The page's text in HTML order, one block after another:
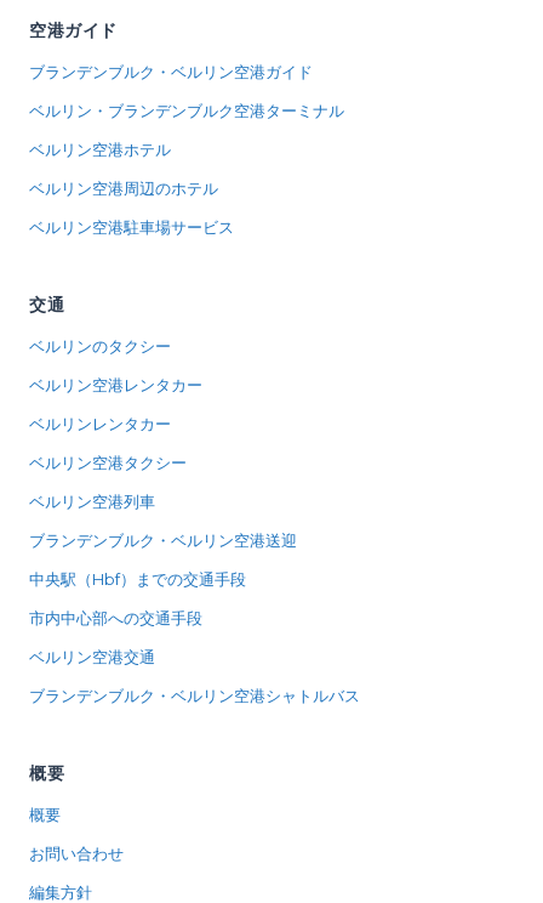
空港ガイド
ブランデンブルク・ベルリン空港ガイド
ベルリン・ブランデンブルク空港ターミナル
ベルリン空港ホテル
ベルリン空港周辺のホテル
ベルリン空港駐車場サービス
交通
ベルリンのタクシー
ベルリン空港レンタカー
ベルリンレンタカー
ベルリン空港タクシー
ベルリン空港列車
ブランデンブルク・ベルリン空港送迎
中央駅（Hbf）までの交通手段
市内中心部への交通手段
ベルリン空港交通
ブランデンブルク・ベルリン空港シャトルバス
概要
概要
お問い合わせ
編集方針